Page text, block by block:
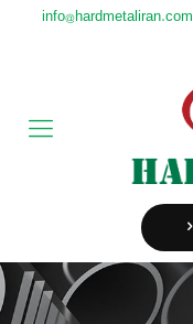
info@hardmetaliran.com